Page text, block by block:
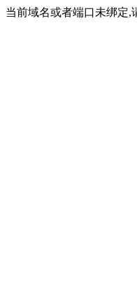
当前域名或者端口未绑定,